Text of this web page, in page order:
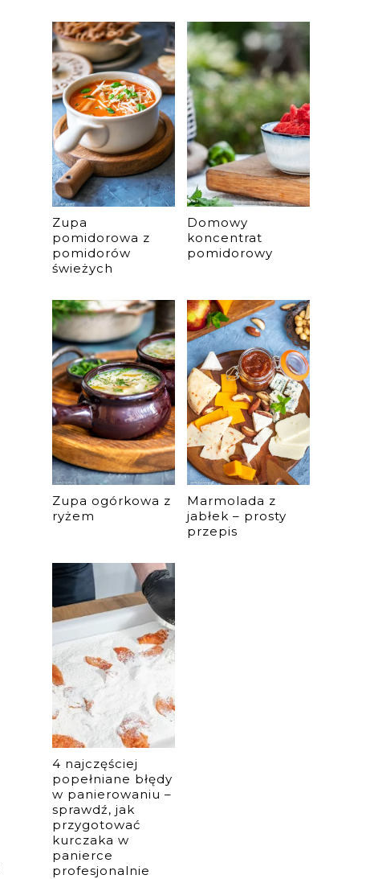
Zupa
pomidorowa z
pomidorów
świeżych
Domowy
koncentrat
pomidorowy
Zupa ogórkowa z
ryżem
Marmolada z
jabłek – prosty
przepis
4 najczęściej
popełniane błędy
w panierowaniu –
sprawdź, jak
przygotować
kurczaka w
panierce
profesjonalnie